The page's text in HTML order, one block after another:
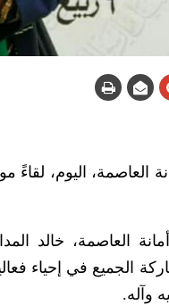
اليوم، لقاءً
العاصمة، خالد
الجميع في إحياء
وآله.